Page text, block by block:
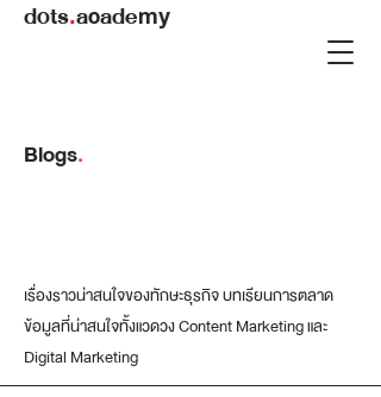
dots.academy
Blogs.
เรื่องราวน่าสนใจของทักษะธุรกิจ บทเรียนการตลาด
ข้อมูลที่น่าสนใจทั้งแวดวง Content Marketing และ
Digital Marketing